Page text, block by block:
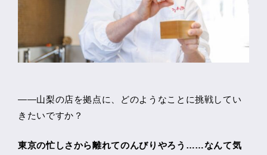
――山梨の店を拠点に、どのようなことに挑戦してい
きたいですか？
東京の忙しさから離れてのんびりやろう……なんて気